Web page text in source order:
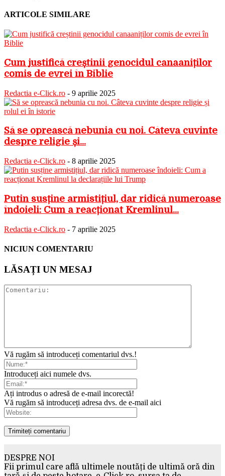
ARTICOLE SIMILARE
Cum justifică creștinii genocidul canaaniților
comis de evrei în Biblie
Redactia e-Click.ro - 9 aprilie 2025
Să se oprească nebunia cu noi. Câteva cuvinte
despre religie și...
Redactia e-Click.ro - 8 aprilie 2025
Putin susține armistițiul, dar ridică numeroase
îndoieli: Cum a reacționat Kremlinul...
Redactia e-Click.ro - 7 aprilie 2025
NICIUN COMENTARIU
LĂSAȚI UN MESAJ
Vă rugăm să introduceți comentariul dvs.!
Introduceți aici numele dvs.
Ați introdus o adresă de e-mail incorectă!
Vă rugăm să introduceți adresa dvs. de e-mail aici
DESPRE NOI
Fii primul care află ultimele noutăți de ultimă oră din